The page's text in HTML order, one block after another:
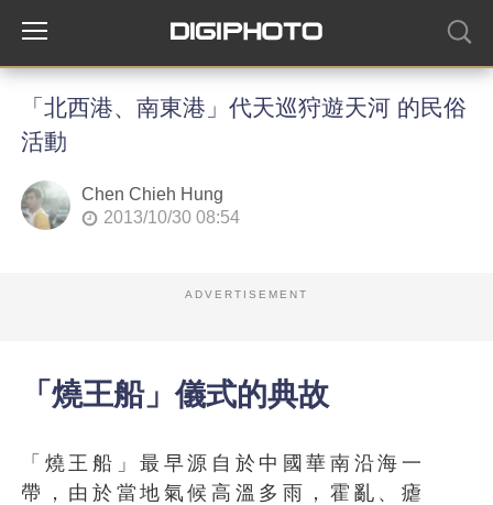
「北西港、南東港」代天巡狩遊天河 的民俗
活動
Chen Chieh Hung
2013/10/30 08:54
ADVERTISEMENT
「燒王船」儀式的典故
「燒王船」最早源自於中國華南沿海一
帶，由於當地氣候高溫多雨，霍亂、瘧